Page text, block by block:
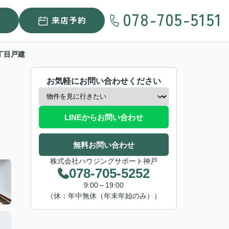
来店予約 078-705-5151
目戸建
お気軽にお問い合わせください
LINEからお問い合わせ
無料お問い合わせ
株式会社ハウジングサポート神戸
078-705-5252
9:00～19:00
（休：年中無休（年末年始のみ））